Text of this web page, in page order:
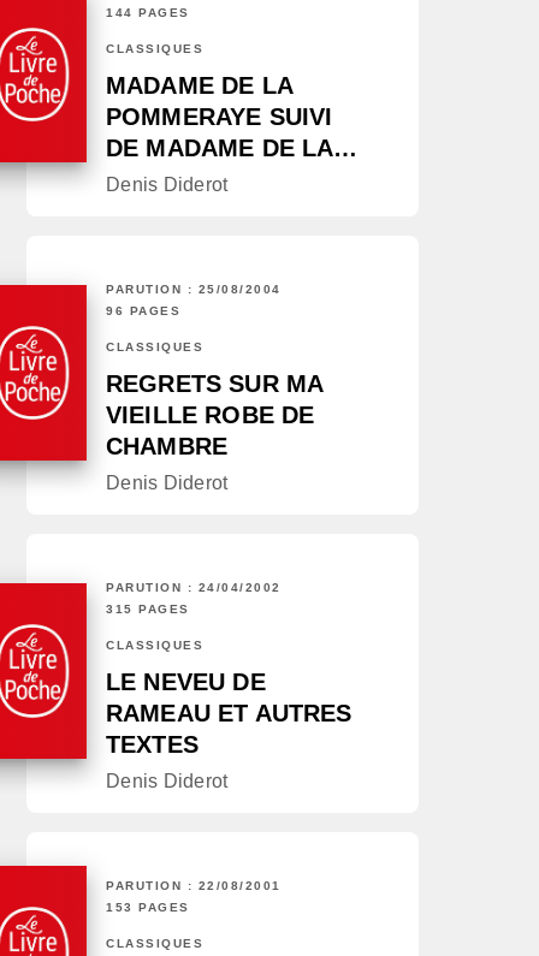
144 PAGES
CLASSIQUES
MADAME DE LA
POMMERAYE SUIVI
DE MADAME DE LA…
Denis Diderot
PARUTION : 25/08/2004
96 PAGES
CLASSIQUES
REGRETS SUR MA
VIEILLE ROBE DE
CHAMBRE
Denis Diderot
PARUTION : 24/04/2002
315 PAGES
CLASSIQUES
LE NEVEU DE
RAMEAU ET AUTRES
TEXTES
Denis Diderot
PARUTION : 22/08/2001
153 PAGES
CLASSIQUES